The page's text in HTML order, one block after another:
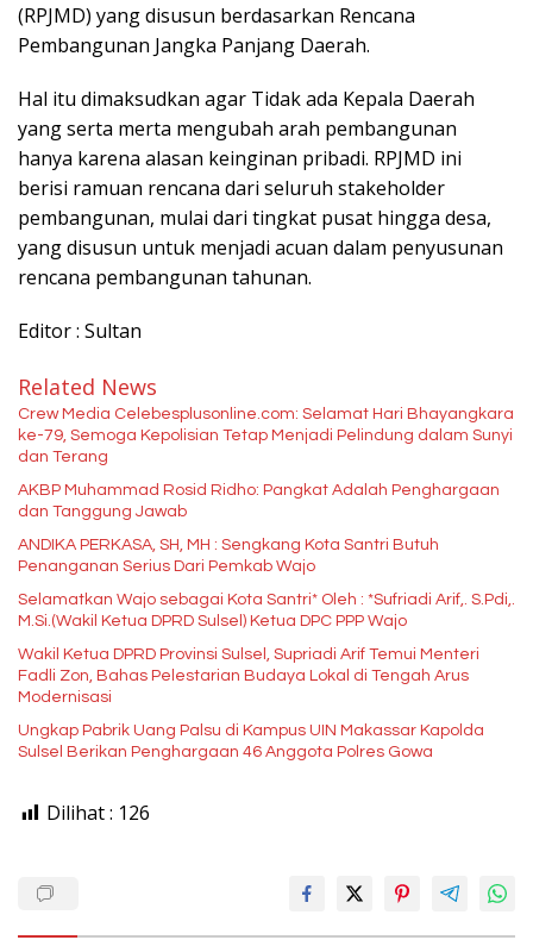
(RPJMD) yang disusun berdasarkan Rencana
Pembangunan Jangka Panjang Daerah.
Hal itu dimaksudkan agar Tidak ada Kepala Daerah
yang serta merta mengubah arah pembangunan
hanya karena alasan keinginan pribadi. RPJMD ini
berisi ramuan rencana dari seluruh stakeholder
pembangunan, mulai dari tingkat pusat hingga desa,
yang disusun untuk menjadi acuan dalam penyusunan
rencana pembangunan tahunan.
Editor : Sultan
Related News
Crew Media Celebesplusonline.com: Selamat Hari Bhayangkara
ke-79, Semoga Kepolisian Tetap Menjadi Pelindung dalam Sunyi
dan Terang
AKBP Muhammad Rosid Ridho: Pangkat Adalah Penghargaan
dan Tanggung Jawab
ANDIKA PERKASA, SH, MH : Sengkang Kota Santri Butuh
Penanganan Serius Dari Pemkab Wajo
Selamatkan Wajo sebagai Kota Santri* Oleh : *Sufriadi Arif,. S.Pdi,.
M.Si.(Wakil Ketua DPRD Sulsel) Ketua DPC PPP Wajo
Wakil Ketua DPRD Provinsi Sulsel, Supriadi Arif Temui Menteri
Fadli Zon, Bahas Pelestarian Budaya Lokal di Tengah Arus
Modernisasi
Ungkap Pabrik Uang Palsu di Kampus UIN Makassar Kapolda
Sulsel Berikan Penghargaan 46 Anggota Polres Gowa
Dilihat : 126